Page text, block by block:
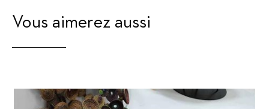
Vous aimerez aussi